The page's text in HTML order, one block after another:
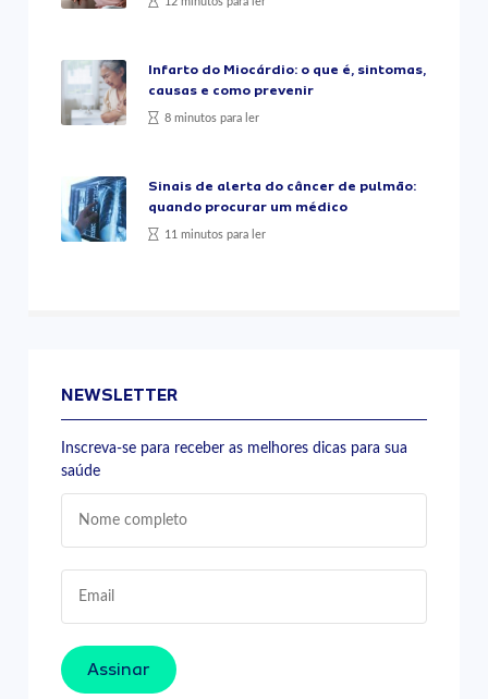
Infarto do Miocárdio: o que é, sintomas,
causas e como prevenir
8 minutos para ler
Sinais de alerta do câncer de pulmão:
quando procurar um médico
11 minutos para ler
NEWSLETTER
Inscreva-se para receber as melhores dicas para sua
saúde
Assinar